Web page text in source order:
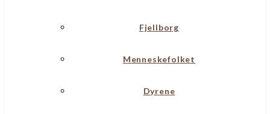
Fjellborg
Menneskefolket
Dyrene